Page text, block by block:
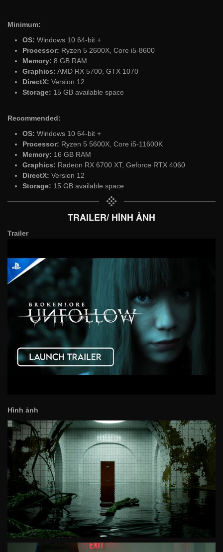
Minimum:
OS: Windows 10 64-bit +
Processor: Ryzen 5 2600X, Core i5-8600
Memory: 8 GB RAM
Graphics: AMD RX 5700, GTX 1070
DirectX: Version 12
Storage: 15 GB available space
Recommended:
OS: Windows 10 64-bit +
Processor: Ryzen 5 5600X, Core i5-11600K
Memory: 16 GB RAM
Graphics: Radeon RX 6700 XT, Geforce RTX 4060
DirectX: Version 12
Storage: 15 GB available space
TRAILER/ HÌNH ẢNH
Trailer
Hình ảnh